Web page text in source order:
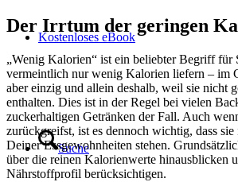
Kostenloses eBook
Suche
Der Irrtum der geringen
„Wenig Kalorien“ ist ein beliebter Begriff für
vermeintlich nur wenig Kalorien liefern – im
aber einzig und allein deshalb, weil sie nicht
enthalten. Dies ist in der Regel bei vielen
zuckerhaltigen Getränken der Fall. Auch
zurückgreifst, ist es dennoch wichtig, dass
Deiner Essgewohnheiten stehen.
über die reinen Kalorienwerte hinausblicken
Nährstoffprofil berücksichtigen.